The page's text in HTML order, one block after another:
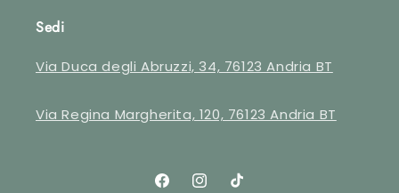
Sedi
Via Duca degli Abruzzi, 34, 76123 Andria BT
Via Regina Margherita, 120, 76123 Andria BT